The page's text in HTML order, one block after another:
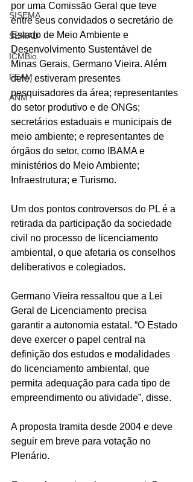
SISEMA
SEMAD
ICMBio
FEAM
ANM
por uma Comissão Geral que teve
entre seus convidados o secretário de
Estado de Meio Ambiente e
Desenvolvimento Sustentável de
Minas Gerais, Germano Vieira. Além
dele, estiveram presentes
pesquisadores da área; representantes
do setor produtivo e de ONGs;
secretários estaduais e municipais de
meio ambiente; e representantes de
órgãos do setor, como IBAMA e
ministérios do Meio Ambiente;
Infraestrutura; e Turismo.
Um dos pontos controversos do PL é a
retirada da participação da sociedade
civil no processo de licenciamento
ambiental, o que afetaria os conselhos
deliberativos e colegiados.
Germano Vieira ressaltou que a Lei
Geral de Licenciamento precisa
garantir a autonomia estatal. “O Estado
deve exercer o papel central na
definição dos estudos e modalidades
do licenciamento ambiental, que
permita adequação para cada tipo de
empreendimento ou atividade”, disse.
A proposta tramita desde 2004 e deve
seguir em breve para votação no
Plenário.